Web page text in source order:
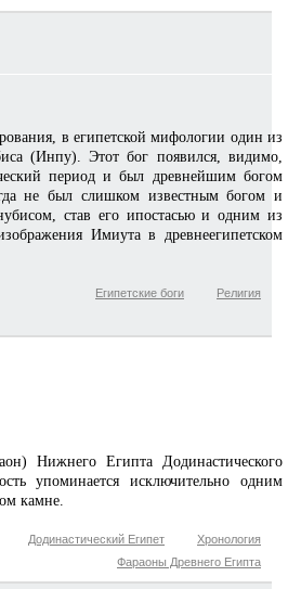
в египетской мифологии один из
(Инпу). Этот бог появился, видимо,
период и был древнейшим богом
не был слишком известным богом и
став его ипостасью и одним из
Имиута в древнеегипетском
Религия
Египетские боги
Нижнего Египта Додинастического
упоминается исключительно одним
камне.
Хронология
Додинастический Египет
Фараоны Древнего Египта